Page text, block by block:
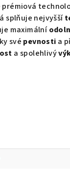
prémiová
splňuje nejvyšší
maximální
své pevnosti a
a spolehlivý